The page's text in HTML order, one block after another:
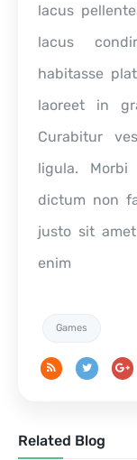
lacus
lacus
habitasse
laoreet in
Curabitur
ligula.
dictum non
justo sit
enim
Games
Related Blog